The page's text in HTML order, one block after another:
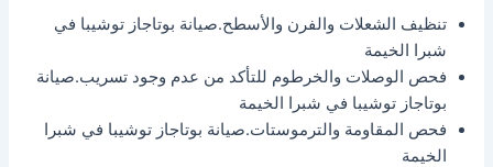
تنظيف الشعلات والفرن والأسطح.صيانة بوتاجاز توشيبا في
شبرا الخيمة
فحص الوصلات والخرطوم للتأكد من عدم وجود تسريب.صيانة
بوتاجاز توشيبا في شبرا الخيمة
فحص المقاومة والترموستات.صيانة بوتاجاز توشيبا في شبرا
الخيمة